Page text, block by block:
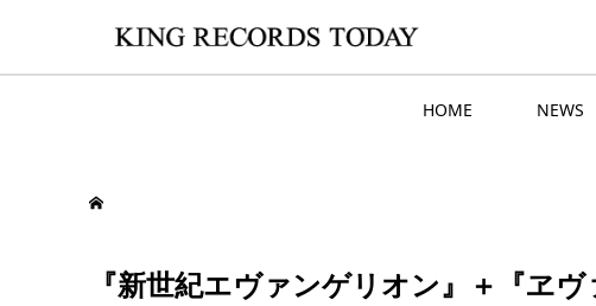
HOME NEWS
『新世紀エヴァンゲリオン』＋『ヱ